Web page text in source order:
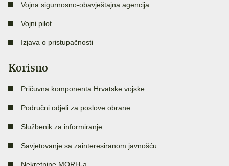
Vojna sigurnosno-obavještajna agencija
Vojni pilot
Izjava o pristupačnosti
Korisno
Pričuvna komponenta Hrvatske vojske
Područni odjeli za poslove obrane
Službenik za informiranje
Savjetovanje sa zainteresiranom javnošću